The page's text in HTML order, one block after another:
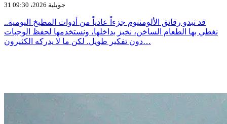
31 جويلية 2026، 09:30
قد تبدو رقائق الألومنيوم جزءاً عادياً من أدوات المطبخ اليومية..
نغطي بها الطعام الساخن، نخبز بداخلها، ونستخدمها لحفظ الوجبات
دون تفكير طويل. لكن ما لا يدركه الكثيرون…